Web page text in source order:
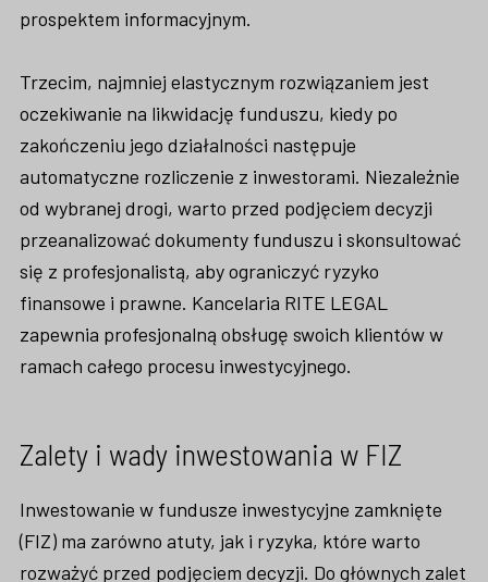
prospektem informacyjnym.
Trzecim, najmniej elastycznym rozwiązaniem jest
oczekiwanie na likwidację funduszu, kiedy po
zakończeniu jego działalności następuje
automatyczne rozliczenie z inwestorami. Niezależnie
od wybranej drogi, warto przed podjęciem decyzji
przeanalizować dokumenty funduszu i skonsultować
się z profesjonalistą, aby ograniczyć ryzyko
finansowe i prawne. Kancelaria RITE LEGAL
zapewnia profesjonalną obsługę swoich klientów w
ramach całego procesu inwestycyjnego.
Zalety i wady inwestowania w FIZ
Inwestowanie w fundusze inwestycyjne zamknięte
(FIZ) ma zarówno atuty, jak i ryzyka, które warto
rozważyć przed podjęciem decyzji. Do głównych zalet